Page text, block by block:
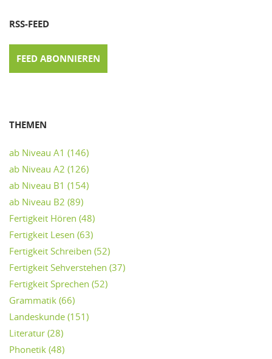
RSS-FEED
FEED ABONNIEREN
THEMEN
ab Niveau A1 (146)
ab Niveau A2 (126)
ab Niveau B1 (154)
ab Niveau B2 (89)
Fertigkeit Hören (48)
Fertigkeit Lesen (63)
Fertigkeit Schreiben (52)
Fertigkeit Sehverstehen (37)
Fertigkeit Sprechen (52)
Grammatik (66)
Landeskunde (151)
Literatur (28)
Phonetik (48)